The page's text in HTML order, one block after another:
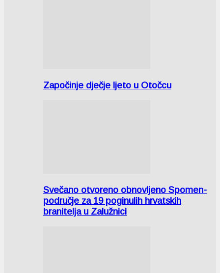
Započinje dječje ljeto u Otočcu
Svečano otvoreno obnovljeno Spomen-
područje za 19 poginulih hrvatskih
branitelja u Zalužnici